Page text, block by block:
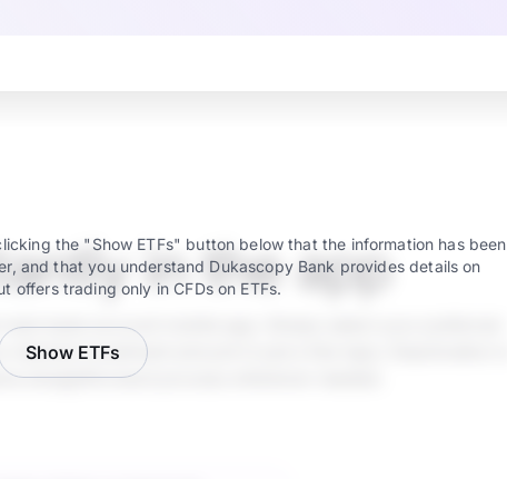
in the app
bank account mobile app. Simply select your preferred
desired investment amount in just a few taps. Deactivation is
straightforward process whenever needed.
the "Show ETFs" button below that the information has been
and that you understand Dukascopy Bank provides details on
offers trading only in CFDs on ETFs.
Show ETFs